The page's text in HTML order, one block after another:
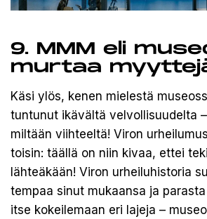
9. MMM eli
murtaa
Käsi ylös, kenen mielestä
tuntunut ikävältä velvollisuudelta
miltään viihteeltä! Viron
toisin: täällä on niin kivaa, ettei
lähteäkään! Viron urheiluhistoria
tempaa sinut mukaansa ja
itse kokeilemaan eri lajeja –